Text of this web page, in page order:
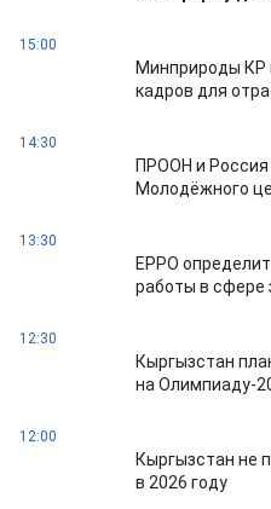
15:00
Минприроды КР
кадров для
14:30
ПРООН и
Молодёжного
13:30
EPPO
работы в сфере
12:30
Кыргызстан
на Олимпиаду-
12:00
Кыргызстан не
в 2026 году